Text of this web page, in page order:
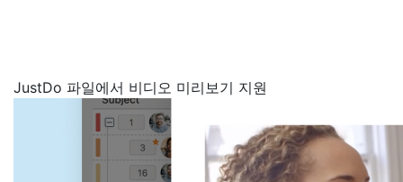
JustDo 파일에서 비디오 미리보기 지원